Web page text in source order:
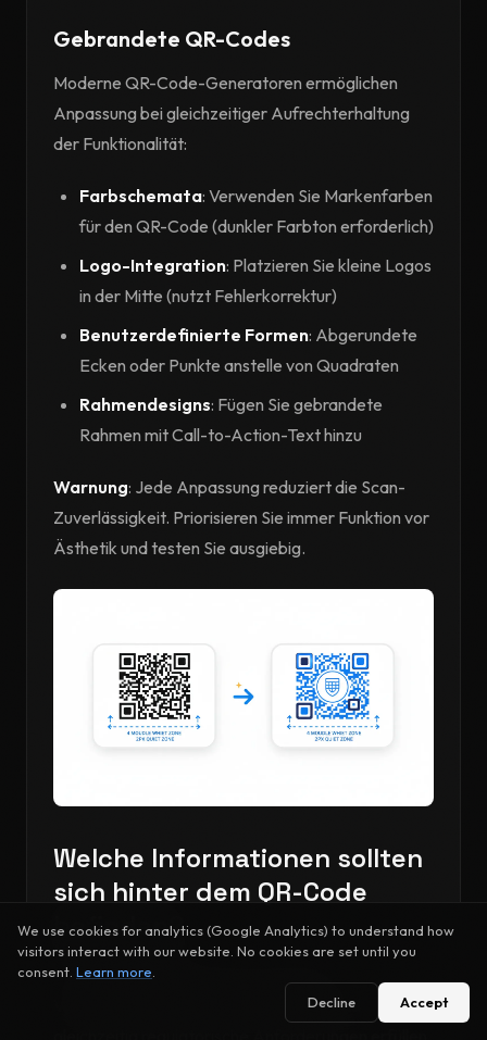
Gebrandete QR-Codes
Moderne QR-Code-Generatoren ermöglichen
Anpassung bei gleichzeitiger Aufrechterhaltung
der Funktionalität:
Farbschemata: Verwenden Sie Markenfarben
für den QR-Code (dunkler Farbton erforderlich)
Logo-Integration: Platzieren Sie kleine Logos
in der Mitte (nutzt Fehlerkorrektur)
Benutzerdefinierte Formen: Abgerundete
Ecken oder Punkte anstelle von Quadraten
Rahmendesigns: Fügen Sie gebrandete
Rahmen mit Call-to-Action-Text hinzu
Warnung: Jede Anpassung reduziert die Scan-
Zuverlässigkeit. Priorisieren Sie immer Funktion vor
Ästhetik und testen Sie ausgiebig.
Welche Informationen sollten
sich hinter dem QR-Code
befinden?
Der Inhalt hinter Ihrem QR-Code sollte
Verbrauchern sofortigen Wert bieten und
We use cookies for analytics (Google Analytics) to understand how
visitors interact with our website. No cookies are set until you
consent. Learn more
Decline
Accept